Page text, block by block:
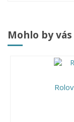
Mohlo by